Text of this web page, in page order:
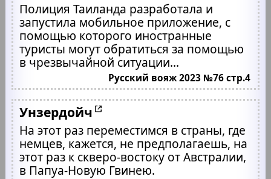
Полиция Таиланда разработала и
запустила мобильное приложение, с
помощью которого иностранные
туристы могут обратиться за помощью
в чрезвычайной ситуации...
Русский вояж 2023 №76 стр.4
Унзердойч
На этот раз переместимся в страны, где
немцев, кажется, не предполагаешь, на
этот раз к скверо-востоку от Австралии,
в Папуа-Новую Гвинею.